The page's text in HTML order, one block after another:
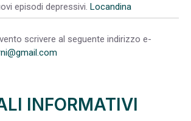
episodi depressivi. Locandina
scrivere al seguente indirizzo e-
INFORMATIVI